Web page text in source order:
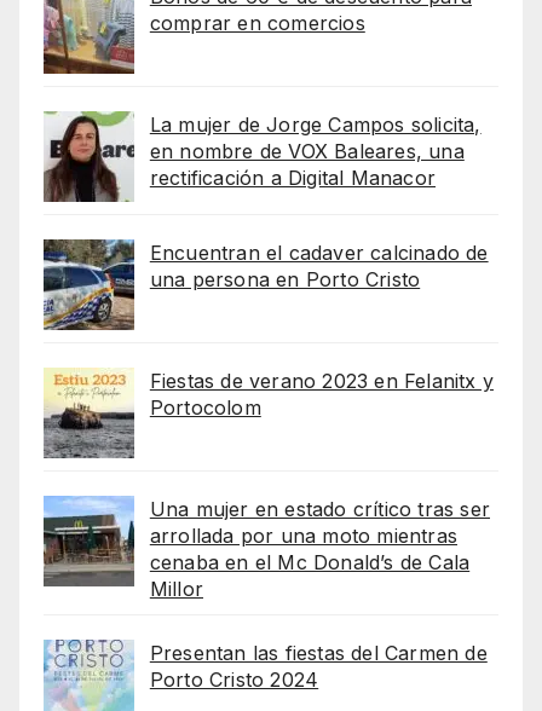
comprar en comercios
La mujer de Jorge Campos solicita,
en nombre de VOX Baleares, una
rectificación a Digital Manacor
Encuentran el cadaver calcinado de
una persona en Porto Cristo
Fiestas de verano 2023 en Felanitx y
Portocolom
Una mujer en estado crítico tras ser
arrollada por una moto mientras
cenaba en el Mc Donald’s de Cala
Millor
Presentan las fiestas del Carmen de
Porto Cristo 2024